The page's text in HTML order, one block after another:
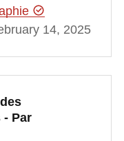
14, 2025
- Par